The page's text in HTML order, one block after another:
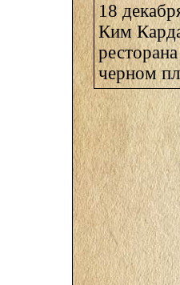
18
Ким
черном